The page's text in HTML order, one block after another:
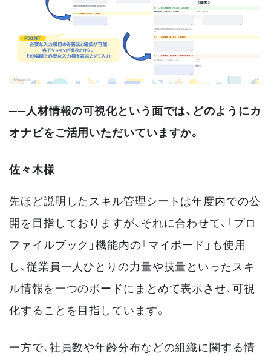
──人材情報の可視化という面では、どのようにカ
オナビをご活用いただいていますか。
佐々木様
先ほど説明したスキル管理シートは年度内での公
開を目指しておりますが、それに合わせて、「プロ
ファイルブック」機能内の「マイボード」も使用
し、従業員一人ひとりの力量や技量といったスキ
ル情報を一つのボードにまとめて表示させ、可視
化することを目指しています。
一方で、社員数や年齢分布などの組織に関する情